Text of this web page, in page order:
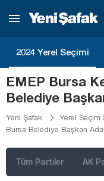
2024 Yerel Seçimi
EMEP Bursa
Belediye
Yeni Şafak
Yerel Seçim
Bursa Belediye Başkan
Tüm Partiler AK
Batman
Bilecik
Bingöl
Bitlis
Burdur